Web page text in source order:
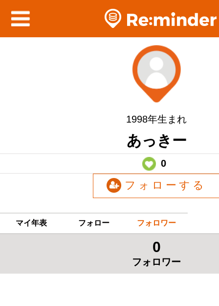
1998年生まれ
あっきー
0
フォローする
マイ年表 フォロー フォロワー
0
フォロワー